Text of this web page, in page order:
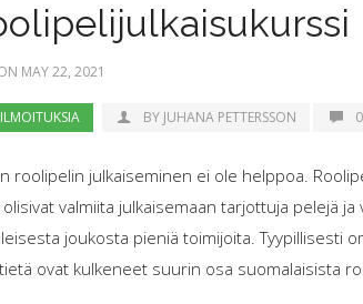
MAY 22, 2021
ILMOITUKSIA BY JUHANA PETTERSSON
roolipelin julkaiseminen ei ole helppoa.
olisivat valmiita julkaisemaan tarjottuja pelejä
joukosta pieniä toimijoita. Tyypillisesti
ovat kulkeneet suurin osa suomalaisista